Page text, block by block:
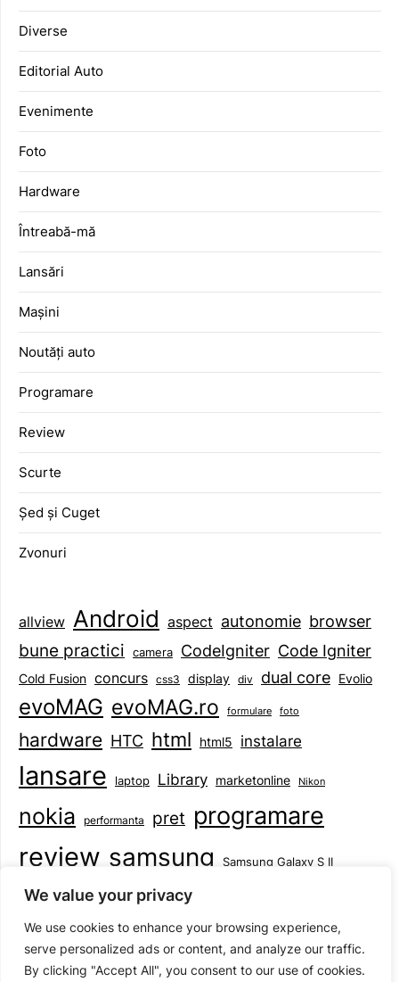
We value your privacy
We use cookies to enhance your browsing experience,
serve personalized ads or content, and analyze our traffic.
By clicking "Accept All", you consent to our use of cookies.
Diverse
Editorial Auto
Evenimente
Foto
Hardware
Întreabă-mă
Lansări
Mașini
Noutăți auto
Programare
Review
Scurte
Șed și Cuget
Zvonuri
allview Android aspect autonomie browser
bune practici camera CodeIgniter Code Igniter
Cold Fusion concurs css3 display div dual core Evolio
evoMAG evoMAG.ro formulare foto
hardware HTC html html5 instalare
lansare laptop Library marketonline Nikon
nokia performanta pret programare
review samsung Samsung Galaxy S II
smartphone specificatii standarde